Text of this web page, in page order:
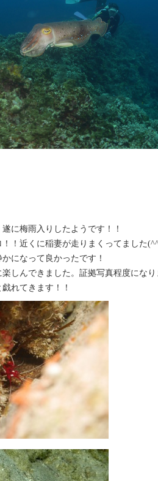
に梅雨入りしたようです！！
！近くに稲妻が走りまくってました
になって良かったです！
しんできました。証拠写真程度になり
れてきます！！